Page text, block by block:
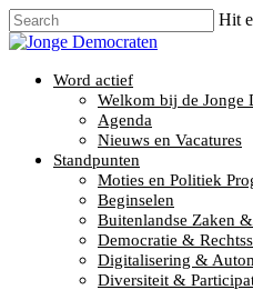
Hit
Word actief
Welkom bij de Jonge
Agenda
Nieuws en Vacatures
Standpunten
Moties en Politiek
Beginselen
Buitenlandse Zaken
Democratie &
Digitalisering &
Diversiteit &